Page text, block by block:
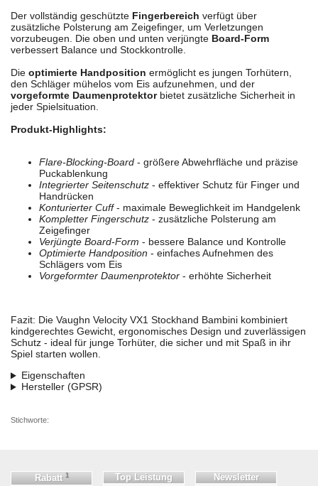
Der vollständig geschützte Fingerbereich verfügt über
zusätzliche Polsterung am Zeigefinger, um Verletzungen
vorzubeugen. Die oben und unten verjüngte Board-Form
verbessert Balance und Stockkontrolle.
Die optimierte Handposition ermöglicht es jungen Torhütern,
den Schläger mühelos vom Eis aufzunehmen, und der
vorgeformte Daumenprotektorbietet zusätzliche Sicherheit in
jeder Spielsituation.
Produkt-Highlights:
Flare-Blocking-Board - größere Abwehrfläche und präzise
Puckablenkung
Integrierter Seitenschutz - effektiver Schutz für Finger und
Handrücken
Konturierter Cuff- maximale Beweglichkeit im Handgelenk
Kompletter Fingerschutz - zusätzliche Polsterung am
Zeigefinger
Verjüngte Board-Form - bessere Balance und Kontrolle
Optimierte Handposition - einfaches Aufnehmen des
Schlägers vom Eis
Vorgeformter Daumenprotektor - erhöhte Sicherheit
Fazit: Die Vaughn Velocity VX1 Stockhand Bambini kombiniert
kindgerechtes Gewicht, ergonomisches Design und zuverlässigen
Schutz - ideal für junge Torhüter, die sicher und mit Spaß in ihr
Spiel starten wollen.
Eigenschaften
Hersteller (GPSR)
Stichworte:
Rabatt 1 Top Leistung Newsletter